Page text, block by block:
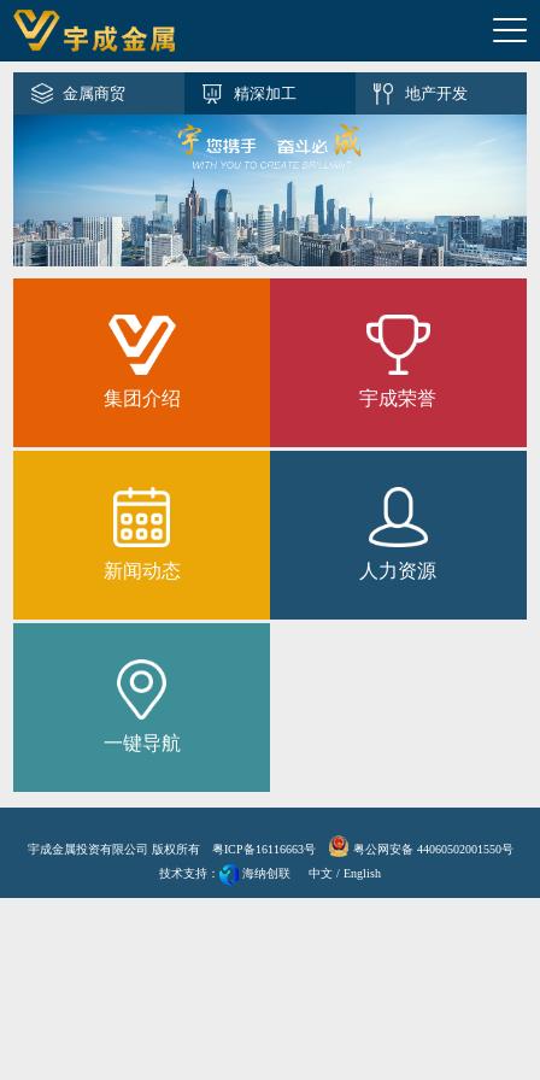
金属商贸 精深加工 地产开发
金融服务
集团介绍 宇成荣誉
新闻动态 人力资源
一键导航
宇成金属投资有限公司 版权所有 粤ICP备16116663号
粤公网安备 44060502001550号
技术支持：
海纳创联 中文 / English